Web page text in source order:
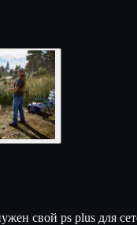
свой ps plus для